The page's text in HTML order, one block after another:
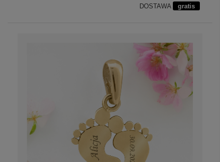
DOSTAWA gratis